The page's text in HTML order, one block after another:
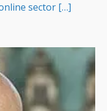
sector […]